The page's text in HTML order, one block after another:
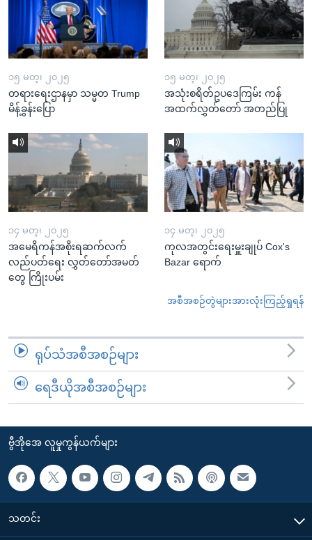
၁၅ မတ္၊ ၂၀၂၅
တရားရေးဌာနမှာ သမ္မတ Trump
မိန့်ခွန်းပြော
၁၅ မတ္၊ ၂၀၂၅
အသုံးစရိတ်ဥပဒေကြမ်း ကန်
အထက်လွှတ်တော် အတည်ပြု
၁၄ မတ္၊ ၂၀၂၅
အမေရိကန်အစိုးရဆက်လက်
လည်ပတ်ရေး လွှတ်တော်အမတ်
တွေ ကြိုးပမ်း
၁၄ မတ္၊ ၂၀၂၅
ကုလအတွင်းရေးမှူးချုပ် Cox's
Bazar ရောက်
အစီအစဉ်တွဲများအားလုံးကြည့်ရှုရန်
ရုပ်သံအစီအစဉ်များ
ရေဒီယိုအစီအစဉ်များ
ဗွီအိုအေ လူမှုကွန်ယက်များ
သတင်း